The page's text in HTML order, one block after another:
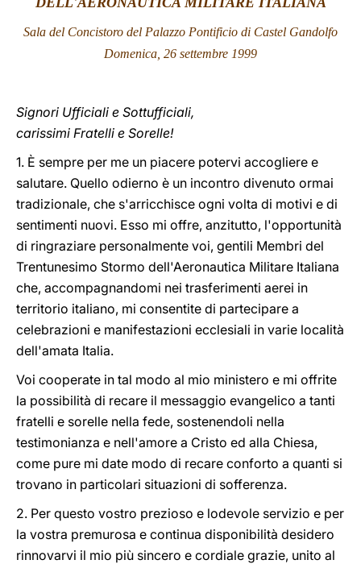
Sala del Concistoro del Palazzo Pontificio di Castel Gandolfo
Domenica, 26 settembre 1999
Signori Ufficiali e Sottufficiali,
carissimi Fratelli e Sorelle!
1. È sempre per me un piacere potervi accogliere e
salutare. Quello odierno è un incontro divenuto ormai
tradizionale, che s'arricchisce ogni volta di motivi e di
sentimenti nuovi. Esso mi offre, anzitutto, l'opportunità
di ringraziare personalmente voi, gentili Membri del
Trentunesimo Stormo dell'Aeronautica Militare Italiana
che, accompagnandomi nei trasferimenti aerei in
territorio italiano, mi consentite di partecipare a
celebrazioni e manifestazioni ecclesiali in varie località
dell'amata Italia.
Voi cooperate in tal modo al mio ministero e mi offrite
la possibilità di recare il messaggio evangelico a tanti
fratelli e sorelle nella fede, sostenendoli nella
testimonianza e nell'amore a Cristo ed alla Chiesa,
come pure mi date modo di recare conforto a quanti si
trovano in particolari situazioni di sofferenza.
2. Per questo vostro prezioso e lodevole servizio e per
la vostra premurosa e continua disponibilità desidero
rinnovarvi il mio più sincero e cordiale grazie, unito al